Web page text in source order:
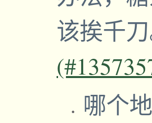
该挨千刀
哪个